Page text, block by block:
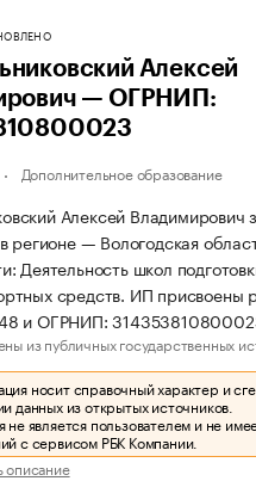
Алексей
— ОГРНИП:
Дополнительное образование
Алексей Владимирович
регионе — Вологодская
Деятельность школ
средств. ИП присвоены
и ОГРНИП:
из публичных государственных
носит справочный характер и
данных из открытых источников.
не является пользователем и не
с сервисом РБК Компании.
описание